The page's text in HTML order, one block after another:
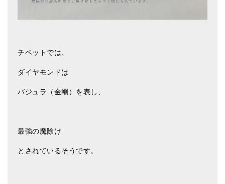
チベットでは、
ダイヤモンドは
バジュラ（金剛）を表し、
最強の魔除け
とされているそうです。